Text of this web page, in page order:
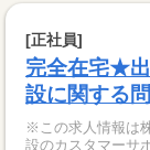
[正社員]
完全在宅★
設に関する
※この求人情報は
設のカスタマーサ